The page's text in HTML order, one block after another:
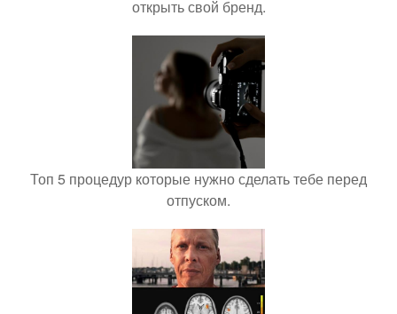
открыть свой бренд.
Топ 5 процедур которые нужно сделать тебе перед
отпуском.